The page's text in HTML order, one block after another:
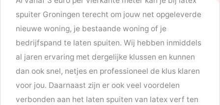
spuiter Groningen terecht om jouw net opgeleverde
nieuwe woning, je bestaande woning of je
bedrijfspand te laten spuiten. Wij hebben inmiddels
al jaren ervaring met dergelijke klussen en kunnen
dan ook snel, netjes en professioneel de klus klaren
voor jou. Daarnaast zijn er ook veel voordelen
verbonden aan het laten spuiten van latex verf ten